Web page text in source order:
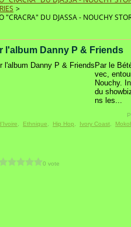
>
"CRACRA" DU DJASSA - NOUCHY
l'album Danny P & Friends
Par le
vec,
Nouchy.
du
ns les...
Ethnique Hip Hop Ivory Coast
0 vote